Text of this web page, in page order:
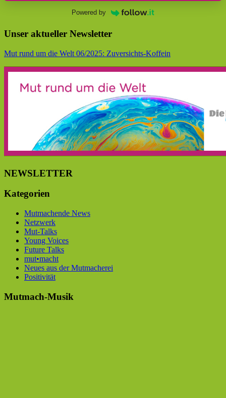
Powered by
Unser aktueller Newsletter
Mut rund um die Welt 06/2025: Zuversichts-Koffein
NEWSLETTER
Kategorien
Mutmachende News
Netzwerk
Mut-Talks
Young Voices
Future Talks
mut•macht
Neues aus der Mutmacherei
Positivität
Mutmach-Musik